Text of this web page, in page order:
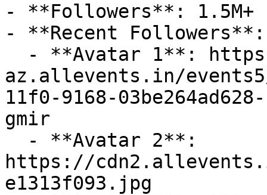
- **Followers**: 1.5M+
- **Recent
az.allevents.in/
11f0-9168-
gmir
https://
e1313f093.jpg